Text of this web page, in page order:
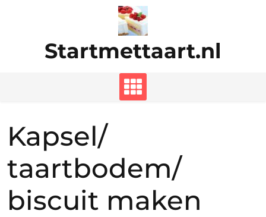
Startmettaart.nl
Kapsel/
taartbodem/
biscuit maken